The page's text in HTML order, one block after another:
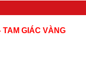
TAM GIÁC VÀNG